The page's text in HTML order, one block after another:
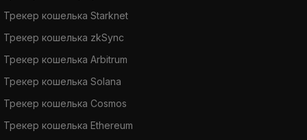
Трекер кошелька Starknet
Трекер кошелька zkSync
Трекер кошелька Arbitrum
Трекер кошелька Solana
Трекер кошелька Cosmos
Трекер кошелька Ethereum